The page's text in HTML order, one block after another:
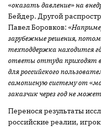
«оказать давление»на
Бейдер. Другой
Павел Боровков: «
зарубежные решения,
техподдержка находится
ответы оттуда приходят
для российского
самописную систему от«
заказчик через год не
Перенося результаты
российские реалии,